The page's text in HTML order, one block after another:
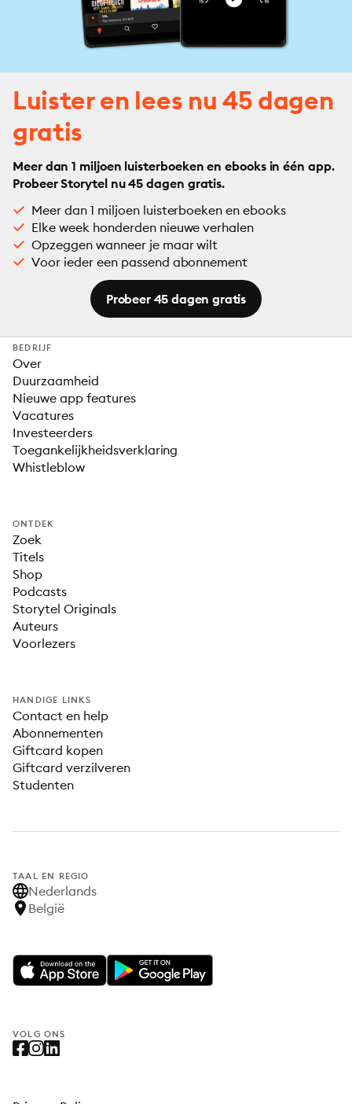
Luister en lees nu 45 dagen
gratis
Meer dan 1 miljoen luisterboeken en ebooks in één app.
Probeer Storytel nu 45 dagen gratis.
Meer dan 1 miljoen luisterboeken en ebooks
Elke week honderden nieuwe verhalen
Opzeggen wanneer je maar wilt
Voor ieder een passend abonnement
Probeer 45 dagen gratis
BEDRIJF
Over
Duurzaamheid
Nieuwe app features
Vacatures
Investeerders
Toegankelijkheidsverklaring
Whistleblow
ONTDEK
Zoek
Titels
Shop
Podcasts
Storytel Originals
Auteurs
Voorlezers
HANDIGE LINKS
Contact en help
Abonnementen
Giftcard kopen
Giftcard verzilveren
Studenten
TAAL EN REGIO
Nederlands
België
VOLG ONS